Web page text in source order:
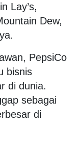
Lay’s,
Dew,
PepsiCo
bisnis
di dunia.
sebagai
di